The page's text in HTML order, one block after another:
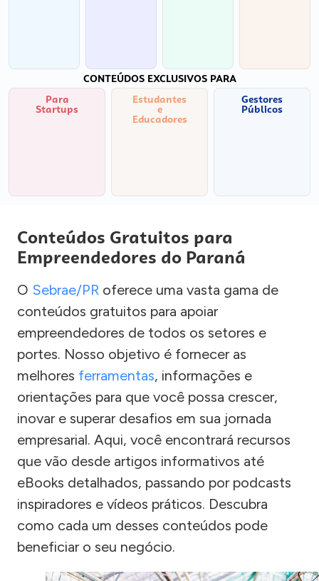
CONTEÚDOS EXCLUSIVOS PARA
Para
Startups
Estudantes
e
Educadores
Gestores
Públicos
Conteúdos Gratuitos para
Empreendedores do Paraná
O Sebrae/PR oferece uma vasta gama de
conteúdos gratuitos para apoiar
empreendedores de todos os setores e
portes. Nosso objetivo é fornecer as
melhores ferramentas, informações e
orientações para que você possa crescer,
inovar e superar desafios em sua jornada
empresarial. Aqui, você encontrará recursos
que vão desde artigos informativos até
eBooks detalhados, passando por podcasts
inspiradores e vídeos práticos. Descubra
como cada um desses conteúdos pode
beneficiar o seu negócio.